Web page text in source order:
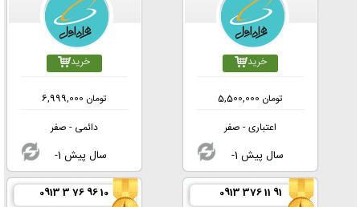
خرید
5,500,000 تومان
اعتباری - صفر
-1 سال پیش
خرید
6,999,000 تومان
دائمی - صفر
-1 سال پیش
0913 376 11 91
0913 3 76 96 10